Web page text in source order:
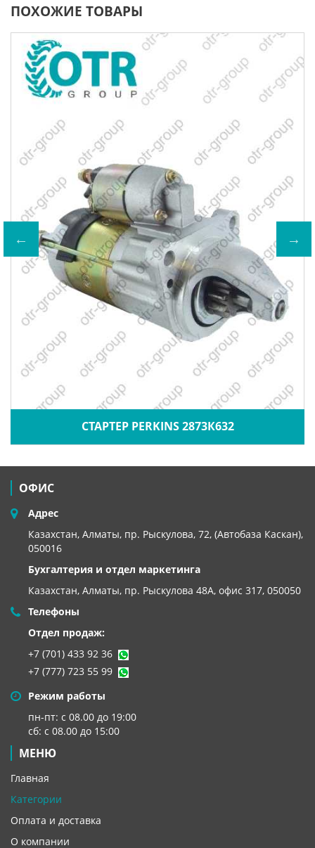
ПОХОЖИЕ ТОВАРЫ
СТАРТЕР PERKINS 2873К632
ОФИС
Адрес
Казахстан, Алматы, пр. Рыскулова, 72, (Автобаза Каскан),
050016
Бухгалтерия и отдел маркетинга
Казахстан, Алматы, пр. Рыскулова 48А, офис 317, 050050
Телефоны
Отдел продаж:
+7 (701) 433 92 36
+7 (777) 723 55 99
Режим работы
пн-пт: с 08.00 до 19:00
сб: с 08.00 до 15:00
МЕНЮ
Главная
Категории
Оплата и доставка
О компании